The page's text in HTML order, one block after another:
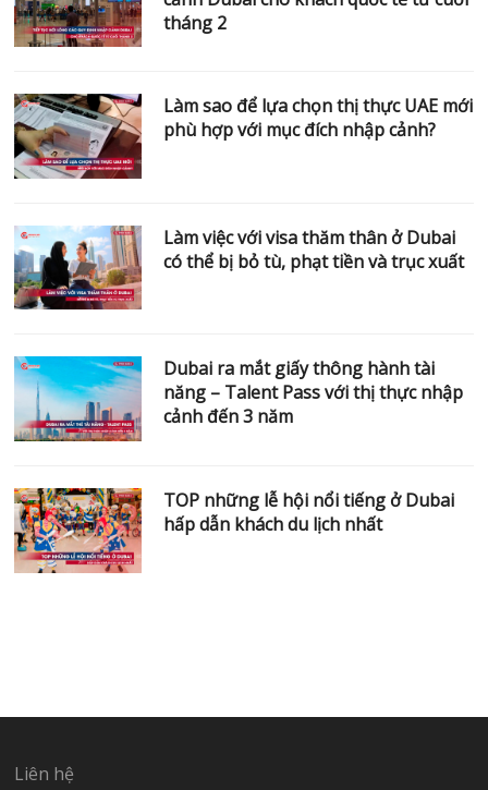
tháng 2
Làm sao để lựa chọn thị thực UAE mới
phù hợp với mục đích nhập cảnh?
Làm việc với visa thăm thân ở Dubai
có thể bị bỏ tù, phạt tiền và trục xuất
Dubai ra mắt giấy thông hành tài
năng – Talent Pass với thị thực nhập
cảnh đến 3 năm
TOP những lễ hội nổi tiếng ở Dubai
hấp dẫn khách du lịch nhất
Liên hệ